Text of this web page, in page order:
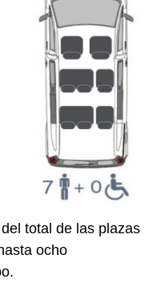
total de las plazas
ocho